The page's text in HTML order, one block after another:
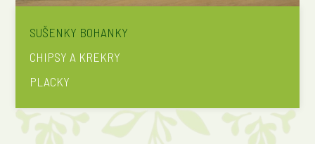
SUŠENKY BOHANKY
CHIPSY A KREKRY
PLACKY